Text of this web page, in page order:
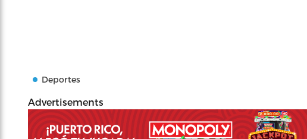
Deportes
Advertisements